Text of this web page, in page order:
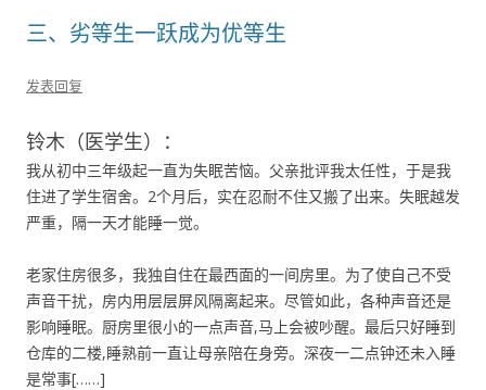
三、劣等生一跃成为优等生
发表回复
铃木（医学生）：
我从初中三年级起一直为失眠苦恼。父亲批评我太任性，于是我
住进了学生宿舍。2个月后，实在忍耐不住又搬了出来。失眠越发
严重，隔一天才能睡一觉。
老家住房很多，我独自住在最西面的一间房里。为了使自己不受
声音干扰，房内用层层屏风隔离起来。尽管如此，各种声音还是
影响睡眠。厨房里很小的一点声音,马上会被吵醒。最后只好睡到
仓库的二楼,睡熟前一直让母亲陪在身旁。深夜一二点钟还未入睡
是常事[……]